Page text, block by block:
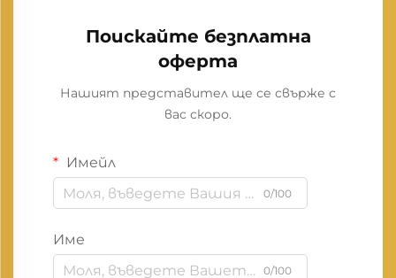
Поискайте безплатна
оферта
Нашият представител ще се свърже с
вас скоро.
Имейл
0/100
Име
0/100